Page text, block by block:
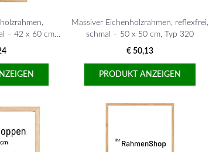
– 42 x 60 cm,
Massiver Eichenholzrahmen, reflexfrei,
schmal – 50 x 50 cm, Typ 320
€ 50,13
PRODUKT ANZEIGEN